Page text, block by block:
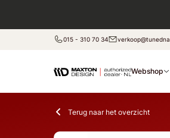
015 - 310 70 34
Webshop
Terug naar het overzicht